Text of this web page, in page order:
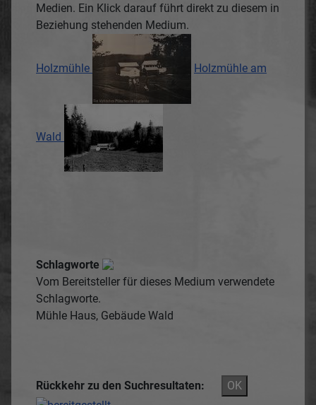
Medien. Ein Klick darauf führt direkt zu diesem in
Beziehung stehenden Medium.
Holzmühle Holzmühle am
Wald
Schlagworte
Vom Bereitsteller für dieses Medium verwendete
Schlagworte.
Mühle Haus, Gebäude Wald
Rückkehr zu den Suchresultaten: OK